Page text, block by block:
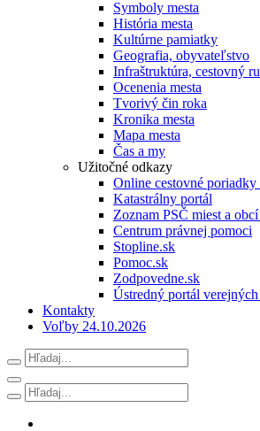
Symboly mesta
História mesta
Kultúrne pamiatky
Geografia, obyvateľstvo
Infraštruktúra, cestovný
Ocenenia mesta
Tvorivý čin roka
Kronika mesta
Mapa mesta
Čas a my
Užitočné odkazy
Online cestovné
Katastrálny portál
Zoznam PSČ miest a
Centrum právnej pomoci
Stopline.sk
Pomoc.sk
Zodpovedne.sk
Ústredný portál
Kontakty
Voľby 24.10.2026